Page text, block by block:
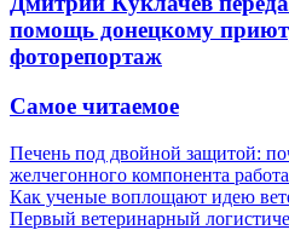
помощь донецкому
фоторепортаж
Самое читаемое
Печень под двойной защитой:
желчегонного компонента
Как ученые воплощают идею
Первый ветеринарный